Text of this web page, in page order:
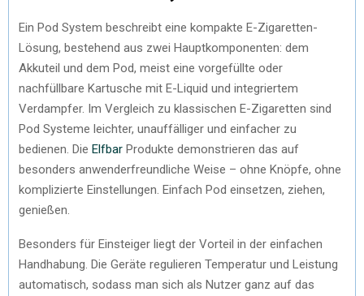
Ein Pod System beschreibt eine kompakte E-Zigaretten-
Lösung, bestehend aus zwei Hauptkomponenten: dem
Akkuteil und dem Pod, meist eine vorgefüllte oder
nachfüllbare Kartusche mit E-Liquid und integriertem
Verdampfer. Im Vergleich zu klassischen E-Zigaretten sind
Pod Systeme leichter, unauffälliger und einfacher zu
bedienen. Die Elfbar Produkte demonstrieren das auf
besonders anwenderfreundliche Weise – ohne Knöpfe, ohne
komplizierte Einstellungen. Einfach Pod einsetzen, ziehen,
genießen.
Besonders für Einsteiger liegt der Vorteil in der einfachen
Handhabung. Die Geräte regulieren Temperatur und Leistung
automatisch, sodass man sich als Nutzer ganz auf das